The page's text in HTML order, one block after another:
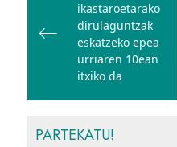
nabigatuikastaroetarako
dirulaguntzak
eskatzeko epea
urriaren 10ean
itxiko da
PARTEKATU!